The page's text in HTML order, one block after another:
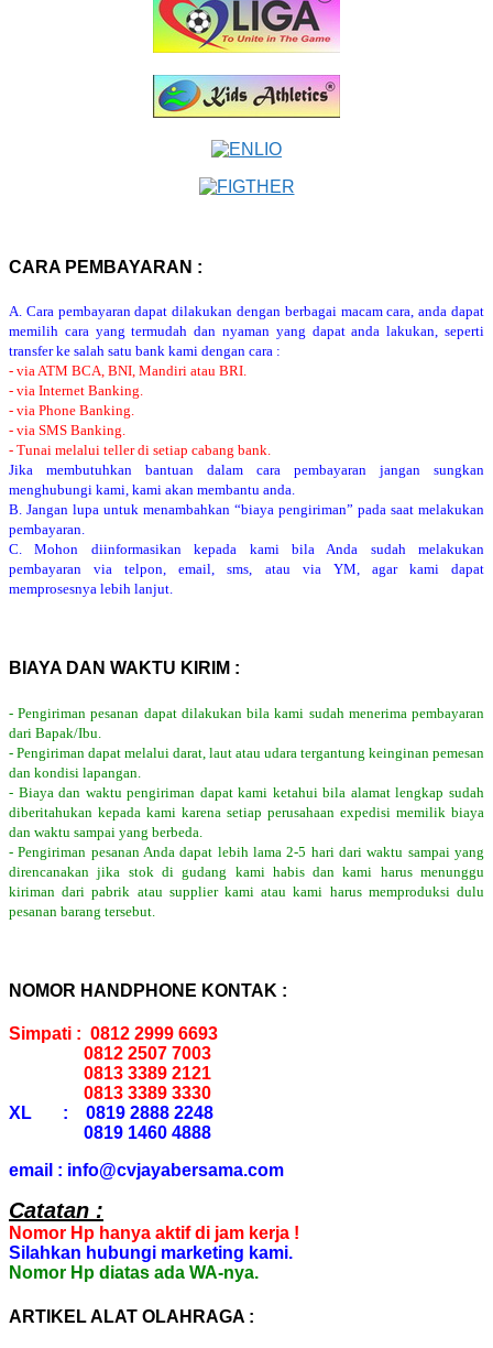
CARA PEMBAYARAN :
A. Cara pembayaran dapat dilakukan dengan berbagai macam cara, anda dapat
memilih cara yang termudah dan nyaman yang dapat anda lakukan, seperti
transfer ke salah satu bank kami dengan cara :
- via ATM BCA, BNI, Mandiri atau BRI.
- via Internet Banking.
- via Phone Banking.
- via SMS Banking.
- Tunai melalui teller di setiap cabang bank.
Jika membutuhkan bantuan dalam cara pembayaran jangan sungkan
menghubungi kami, kami akan membantu anda.
B. Jangan lupa untuk menambahkan “biaya pengiriman” pada saat melakukan
pembayaran.
C. Mohon diinformasikan kepada kami bila Anda sudah melakukan
pembayaran via telpon, email, sms, atau via YM, agar kami dapat
memprosesnya lebih lanjut.
BIAYA DAN WAKTU KIRIM :
- Pengiriman pesanan dapat dilakukan bila kami sudah menerima pembayaran
dari Bapak/Ibu.
- Pengiriman dapat melalui darat, laut atau udara tergantung keinginan pemesan
dan kondisi lapangan.
- Biaya dan waktu pengiriman dapat kami ketahui bila alamat lengkap sudah
diberitahukan kepada kami karena setiap perusahaan expedisi memilik biaya
dan waktu sampai yang berbeda.
- Pengiriman pesanan Anda dapat lebih lama 2-5 hari dari waktu sampai yang
direncanakan jika stok di gudang kami habis dan kami harus menunggu
kiriman dari pabrik atau supplier kami atau kami harus memproduksi dulu
pesanan barang tersebut.
NOMOR HANDPHONE KONTAK :
Simpati : 0812 2999 6693
0812 2507 7003
0813 3389 2121
0813 3389 3330
XL : 0819 2888 2248
0819 1460 4888
email : info@cvjayabersama.com
Catatan :
Nomor Hp hanya aktif di jam kerja !
Silahkan hubungi marketing kami.
Nomor Hp diatas ada WA-nya.
ARTIKEL ALAT OLAHRAGA :